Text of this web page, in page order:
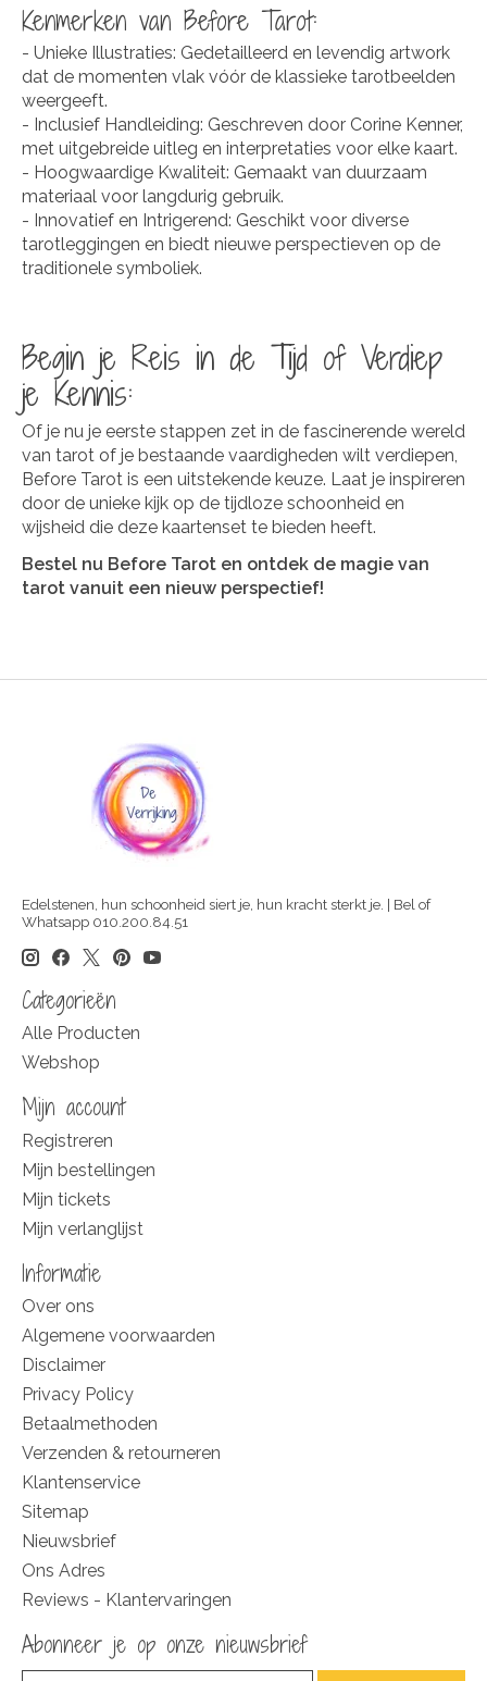
Kenmerken van Before Tarot:
- Unieke Illustraties: Gedetailleerd en levendig artwork
dat de momenten vlak vóór de klassieke tarotbeelden
weergeeft.
- Inclusief Handleiding: Geschreven door Corine Kenner,
met uitgebreide uitleg en interpretaties voor elke kaart.
- Hoogwaardige Kwaliteit: Gemaakt van duurzaam
materiaal voor langdurig gebruik.
- Innovatief en Intrigerend: Geschikt voor diverse
tarotleggingen en biedt nieuwe perspectieven op de
traditionele symboliek.
Begin je Reis in de Tijd of Verdiep
je Kennis:
Of je nu je eerste stappen zet in de fascinerende wereld
van tarot of je bestaande vaardigheden wilt verdiepen,
Before Tarot is een uitstekende keuze. Laat je inspireren
door de unieke kijk op de tijdloze schoonheid en
wijsheid die deze kaartenset te bieden heeft.
Bestel nu Before Tarot en ontdek de magie van
tarot vanuit een nieuw perspectief!
Edelstenen, hun schoonheid siert je, hun kracht sterkt je. | Bel of
Whatsapp 010.200.84.51
Categorieën
Alle Producten
Webshop
Mijn account
Registreren
Mijn bestellingen
Mijn tickets
Mijn verlanglijst
Informatie
Over ons
Algemene voorwaarden
Disclaimer
Privacy Policy
Betaalmethoden
Verzenden & retourneren
Klantenservice
Sitemap
Nieuwsbrief
Ons Adres
Reviews - Klantervaringen
Abonneer je op onze nieuwsbrief